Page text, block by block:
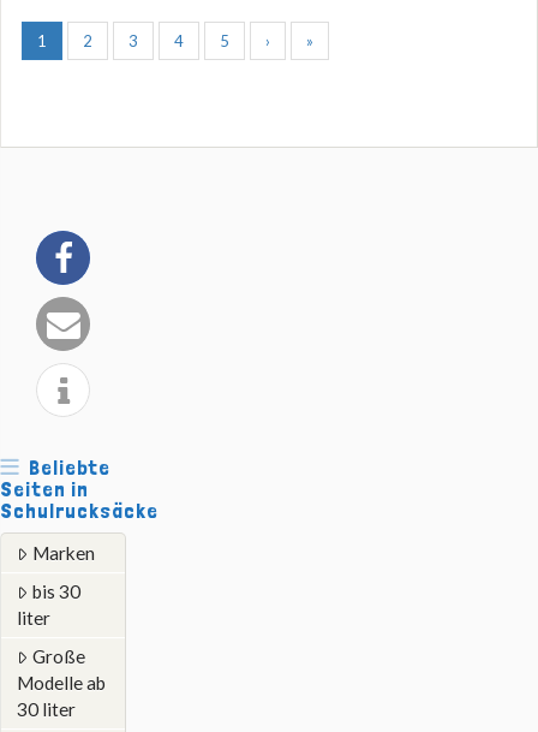
1 2 3 4 5 › »
Beliebte
Seiten in
Schulrucksäcke
Marken
bis 30
liter
Große
Modelle ab
30 liter